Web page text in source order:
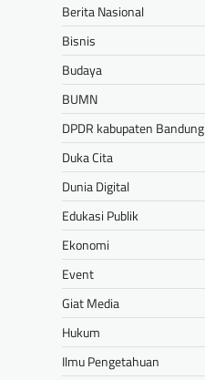
Berita Nasional
Bisnis
Budaya
BUMN
DPDR kabupaten Bandung
Duka Cita
Dunia Digital
Edukasi Publik
Ekonomi
Event
Giat Media
Hukum
Ilmu Pengetahuan